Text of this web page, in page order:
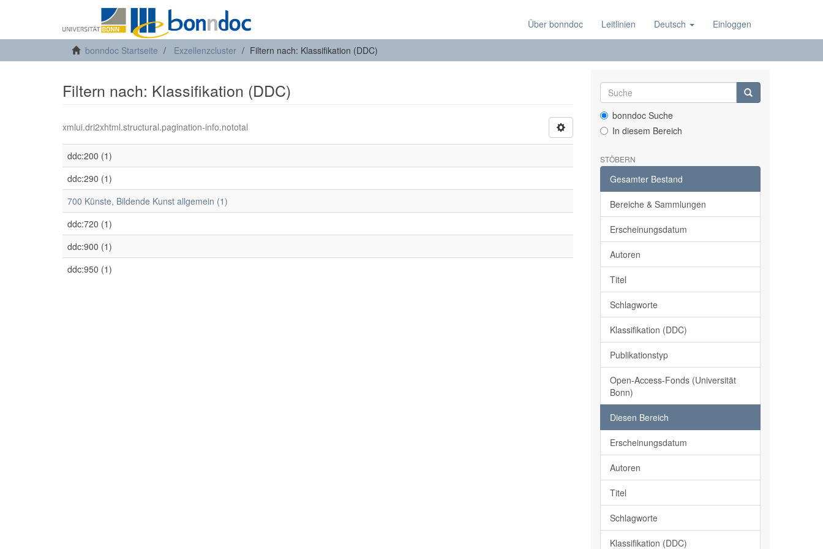
Über bonndoc Leitlinien Deutsch Einloggen
bonndoc Startseite Exzellenzcluster Filtern nach: Klassifikation (DDC)
Filtern nach: Klassifikation (DDC)
xmlui.dri2xhtml.structural.pagination-info.nototal
ddc:200 (1)
ddc:290 (1)
700 Künste, Bildende Kunst allgemein (1)
ddc:720 (1)
ddc:900 (1)
ddc:950 (1)
bonndoc Suche
In diesem Bereich
STÖBERN
Gesamter Bestand
Bereiche & Sammlungen
Erscheinungsdatum
Autoren
Titel
Schlagworte
Klassifikation (DDC)
Publikationstyp
Open-Access-Fonds (Universität
Bonn)
Diesen Bereich
Erscheinungsdatum
Autoren
Titel
Schlagworte
Klassifikation (DDC)